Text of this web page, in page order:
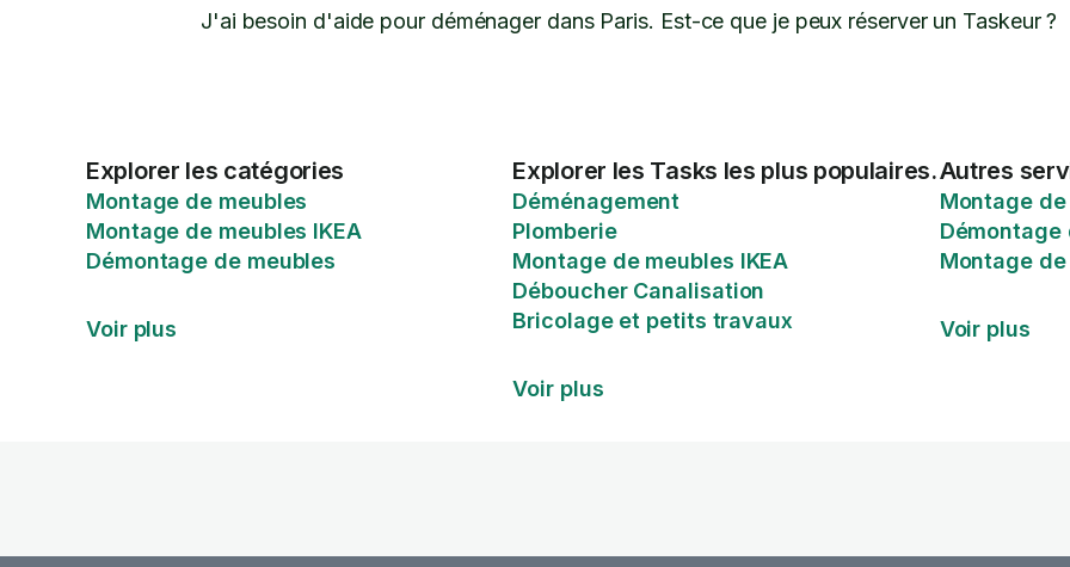
J'ai besoin d'aide pour déménager dans Paris. Est-ce que je peux réserver un Taskeur ?
Explorer les catégories
Montage de meubles
Montage de meubles IKEA
Démontage de meubles
Voir plus
Explorer les Tasks les plus populaires.
Déménagement
Plomberie
Montage de meubles IKEA
Déboucher Canalisation
Bricolage et petits travaux
Voir plus
Autres
Montage
Démontage
Montage de
Voir plus